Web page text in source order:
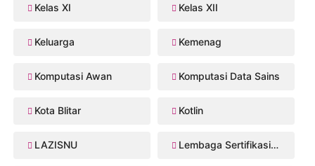
Kelas XI Kelas XII
Keluarga Kemenag
Komputasi Awan Komputasi Data Sains
Kota Blitar Kotlin
LAZISNU Lembaga Sertifikasi Profesi